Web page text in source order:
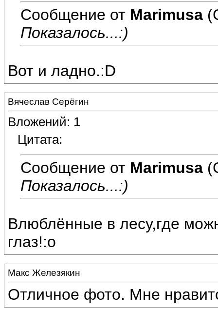
Сообщение от Marimusa
Показалось...:)
Вот и ладно.:D
Вячеслав Серёгин
Вложений: 1
Цитата:
Сообщение от Marimusa
Показалось...:)
Влюблённые в лесу,где
глаз!:o
Макс Железякин
Отличное фото. Мне